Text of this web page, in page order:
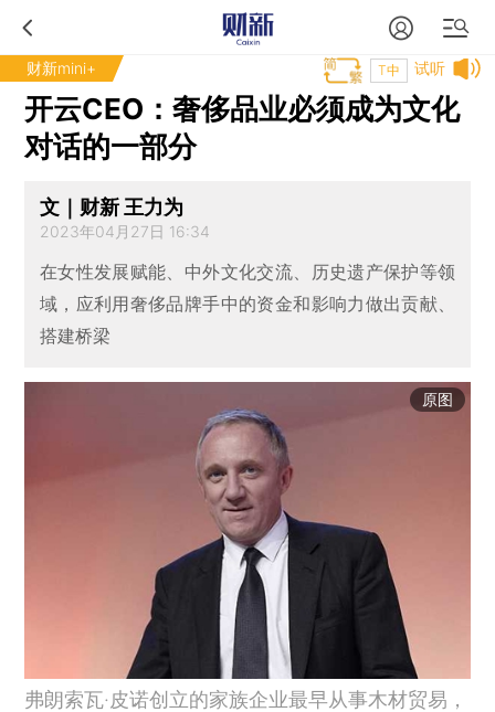
财新mini+ 试听
T中
开云CEO：奢侈品业必须成为文化
对话的一部分
文｜财新 王力为
2023年04月27日 16:34
在女性发展赋能、中外文化交流、历史遗产保护等领
域，应利用奢侈品牌手中的资金和影响力做出贡献、
搭建桥梁
原图
弗朗索瓦·皮诺创立的家族企业最早从事木材贸易，